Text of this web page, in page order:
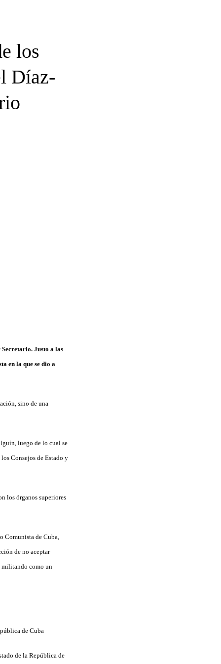
los
Díaz-
Justo a las
en la que se dio a
sino de una
luego de lo cual se
Consejos de Estado y
los órganos superiores
Comunista de Cuba,
de no aceptar
militando como un
de Cuba
de la República de